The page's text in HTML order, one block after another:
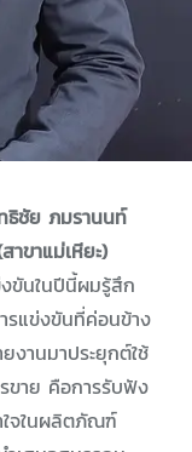
ธิชัย ภมรานนท์
ขาแม่เหียะ)
ขันในปีนี้ผมรู้สึก
รแข่งขันที่ค่อนข้าง
งานมาประยุกต์ใช้
ขาย คือการรับฟัง
ใจในผลิตภัณฑ์